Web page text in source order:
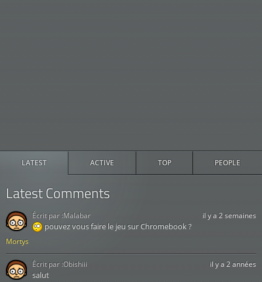
LATEST ACTIVE TOP PEOPLE
Latest Comments
Mortys
il y a 2 semaines
pouvez vous faire le jeu sur Chromebook ?
Écrit par :Malabar
il y a 2 années
salut
Écrit par :Obishiii